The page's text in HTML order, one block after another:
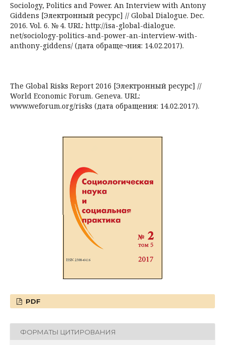
Sociology, Politics and Power. An Interview with Antony
Giddens [Электронный ресурс] // Global Dialogue. Dec.
2016. Vol. 6. № 4. URL: http://isa-global-dialogue.
net/sociology-politics-and-power-an-interview-with-
anthony-giddens/ (дата обраще¬ния: 14.02.2017).
The Global Risks Report 2016 [Электронный ресурс] //
World Economic Forum. Geneva. URL:
www.weforum.org/risks (дата обращения: 14.02.2017).
PDF
ФОРМАТЫ ЦИТИРОВАНИЯ